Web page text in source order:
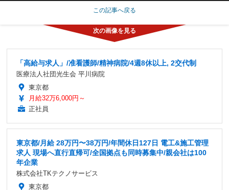
この記事へ戻る
「高給与求人」/准看護師/精神病院/4週8休以上, 2交代制
医療法人社団光生会 平川病院
東京都
月給32万6,000円～
正社員
東京都/月給 28万円〜38万円/年間休日127日 電工&施工管理
求人 現場へ直行直帰可/全国拠点も同時募集中/親会社は100
年企業
株式会社TKテクノサービス
東京都